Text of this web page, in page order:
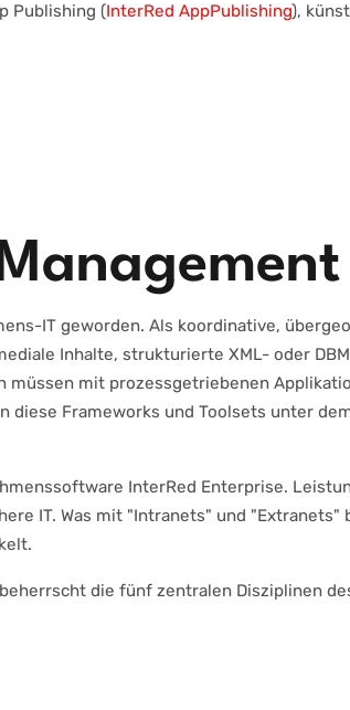
Publishing (InterRed AppPublishing),
IT geworden. Als koordinative,
Inhalte, strukturierte XML- oder
müssen mit prozessgetriebenen
Frameworks und Toolsets unter
InterRed Enterprise.
IT. Was mit "Intranets" und "Extranets"
die fünf zentralen Disziplinen